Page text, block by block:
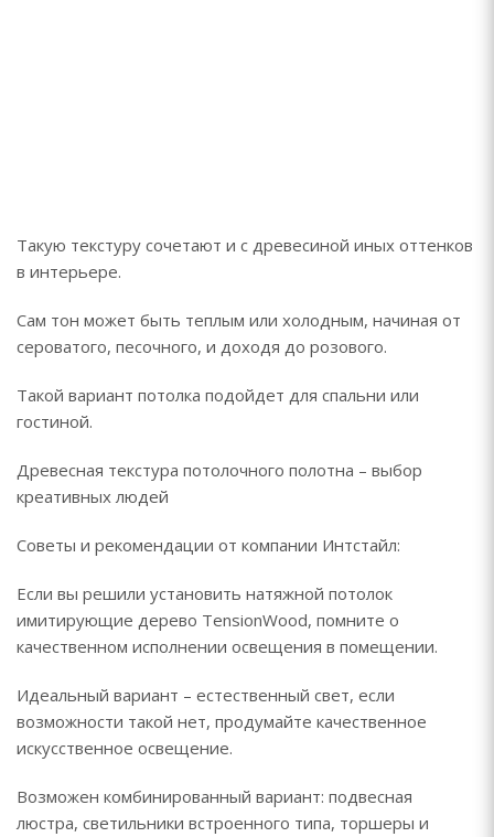
Такую текстуру сочетают и с древесиной иных оттенков
в интерьере.
Сам тон может быть теплым или холодным, начиная от
сероватого, песочного, и доходя до розового.
Такой вариант потолка подойдет для спальни или
гостиной.
Древесная текстура потолочного полотна – выбор
креативных людей
Советы и рекомендации от компании Интстайл:
Если вы решили установить натяжной потолок
имитирующие дерево TensionWood, помните о
качественном исполнении освещения в помещении.
Идеальный вариант – естественный свет, если
возможности такой нет, продумайте качественное
искусственное освещение.
Возможен комбинированный вариант: подвесная
люстра, светильники встроенного типа, торшеры и